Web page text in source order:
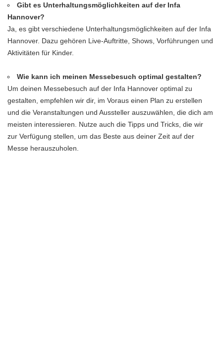
Gibt es Unterhaltungsmöglichkeiten auf der Infa
Hannover?
Ja, es gibt verschiedene Unterhaltungsmöglichkeiten auf der Infa
Hannover. Dazu gehören Live-Auftritte, Shows, Vorführungen und
Aktivitäten für Kinder.
Wie kann ich meinen Messebesuch optimal gestalten?
Um deinen Messebesuch auf der Infa Hannover optimal zu
gestalten, empfehlen wir dir, im Voraus einen Plan zu erstellen
und die Veranstaltungen und Aussteller auszuwählen, die dich am
meisten interessieren. Nutze auch die Tipps und Tricks, die wir
zur Verfügung stellen, um das Beste aus deiner Zeit auf der
Messe herauszuholen.